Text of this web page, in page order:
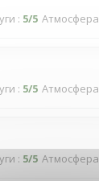
: 5/5 Атмосфера
: 5/5 Атмосфера
: 5/5 Атмосфера